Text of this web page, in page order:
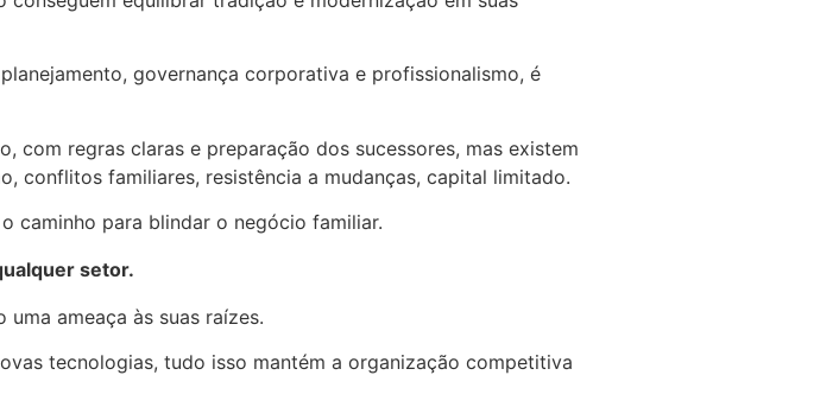
governança corporativa e profissionalismo, é
com regras claras e preparação dos sucessores, mas existem
conflitos familiares, resistência a mudanças, capital limitado.
caminho para blindar o negócio familiar.
setor.
ameaça às suas raízes.
tecnologias, tudo isso mantém a organização competitiva